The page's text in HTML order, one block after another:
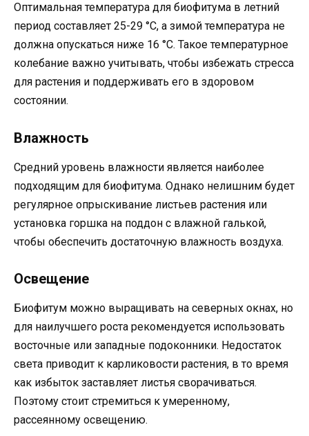
Оптимальная температура для биофитума в летний
период составляет 25-29 °C, а зимой температура не
должна опускаться ниже 16 °C. Такое температурное
колебание важно учитывать, чтобы избежать стресса
для растения и поддерживать его в здоровом
состоянии.
Влажность
Средний уровень влажности является наиболее
подходящим для биофитума. Однако нелишним будет
регулярное опрыскивание листьев растения или
установка горшка на поддон с влажной галькой,
чтобы обеспечить достаточную влажность воздуха.
Освещение
Биофитум можно выращивать на северных окнах, но
для наилучшего роста рекомендуется использовать
восточные или западные подоконники. Недостаток
света приводит к карликовости растения, в то время
как избыток заставляет листья сворачиваться.
Поэтому стоит стремиться к умеренному,
рассеянному освещению.